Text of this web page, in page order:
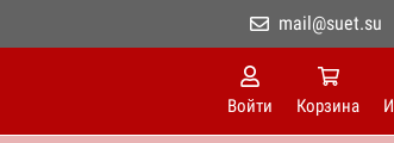
mail@suet.su
Войти Корзина